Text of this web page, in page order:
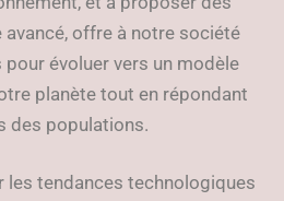
offre à notre société
pour évoluer vers un modèle
planète tout en répondant
des populations.
les tendances technologiques